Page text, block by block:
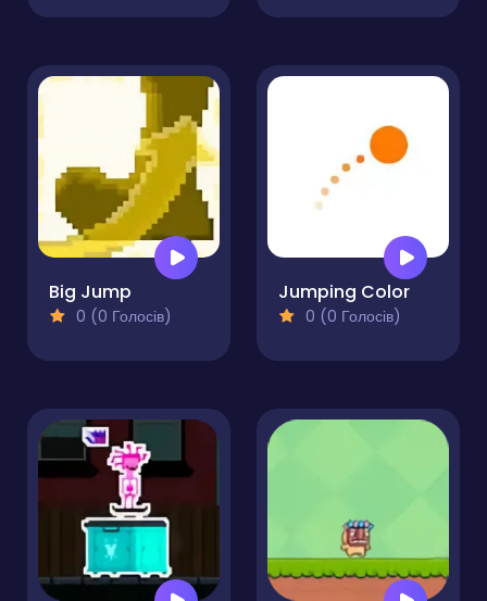
Big Jump
0 (0 Голосів)
Jumping Color
0 (0 Голосів)